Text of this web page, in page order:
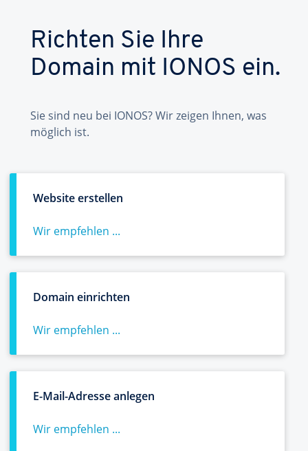
Richten Sie Ihre
Domain mit IONOS ein.
Sie sind neu bei IONOS? Wir zeigen Ihnen, was
möglich ist.
Website erstellen
Wir empfehlen ...
Domain einrichten
Wir empfehlen ...
E-Mail-Adresse anlegen
Wir empfehlen ...